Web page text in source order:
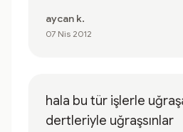
aycan k.
07 Nis 2012
hala bu tür işlerle
dertleriyle uğraşsınlar